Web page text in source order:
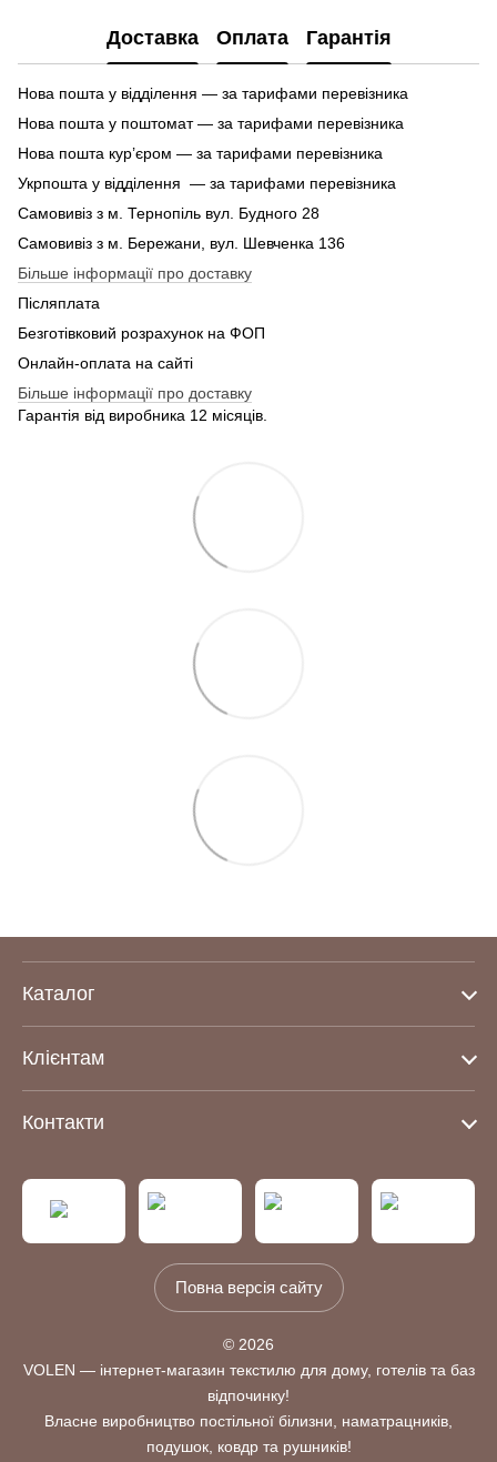
Доставка Оплата Гарантія
Нова пошта у відділення — за тарифами перевізника
Нова пошта у поштомат — за тарифами перевізника
Нова пошта кур’єром — за тарифами перевізника
Укрпошта у відділення — за тарифами перевізника
Самовивіз з м. Тернопіль вул. Будного 28
Самовивіз з м. Бережани, вул. Шевченка 136
Більше інформації про доставку
Післяплата
Безготівковий розрахунок на ФОП
Онлайн-оплата на сайті
Більше інформації про доставку
Гарантія від виробника 12 місяців.
Каталог
Клієнтам
Контакти
Повна версія сайту
© 2026
VOLEN — інтернет-магазин текстилю для дому, готелів та баз
відпочинку!
Власне виробництво постільної білизни, наматрацників,
подушок, ковдр та рушників!